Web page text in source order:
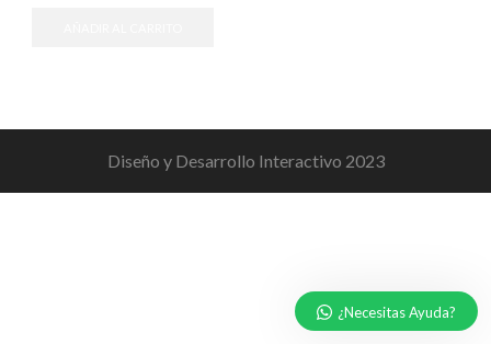
Diseño y Desarrollo Interactivo 2023
¿Necesitas Ayuda?